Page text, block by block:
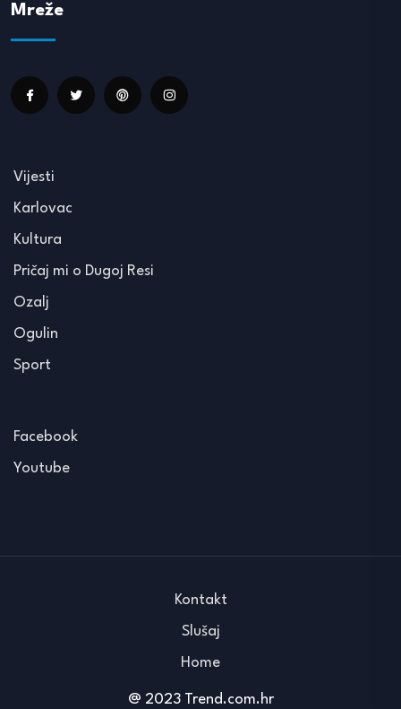
Mreže
Vijesti
Karlovac
Kultura
Pričaj mi o Dugoj Resi
Ozalj
Ogulin
Sport
Facebook
Youtube
@ 2023 Trend.com.hr
Kontakt
Slušaj
Home